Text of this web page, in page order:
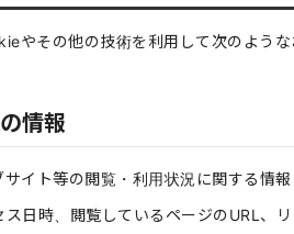
やその他の技術を利用して次のような
情報
サイト等の閲覧・利用状況に関する情報
ス日時、閲覧しているページのURL、